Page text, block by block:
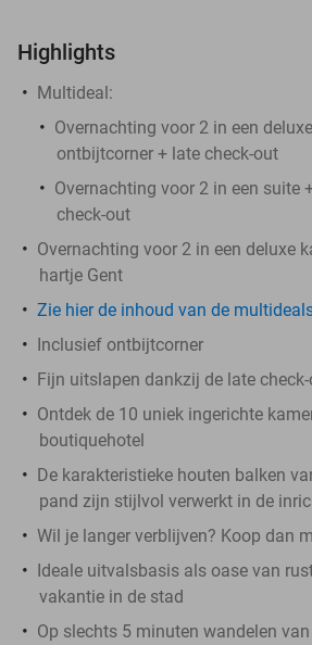
Highlights
Multideal:
Overnachting voor 2 in een
ontbijtcorner + late check-out
Overnachting voor 2 in een suite
check-out
Overnachting voor 2 in een deluxe
hartje Gent
Zie hier de inhoud van de
Inclusief ontbijtcorner
Fijn uitslapen dankzij de late
Ontdek de 10 uniek ingerichte
boutiquehotel
De karakteristieke houten balken
pand zijn stijlvol verwerkt in de
Wil je langer verblijven? Koop dan
Ideale uitvalsbasis als oase van
vakantie in de stad
Op slechts 5 minuten wandelen